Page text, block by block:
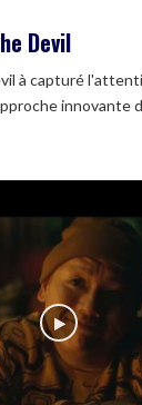
Devil
à capturé
innovante